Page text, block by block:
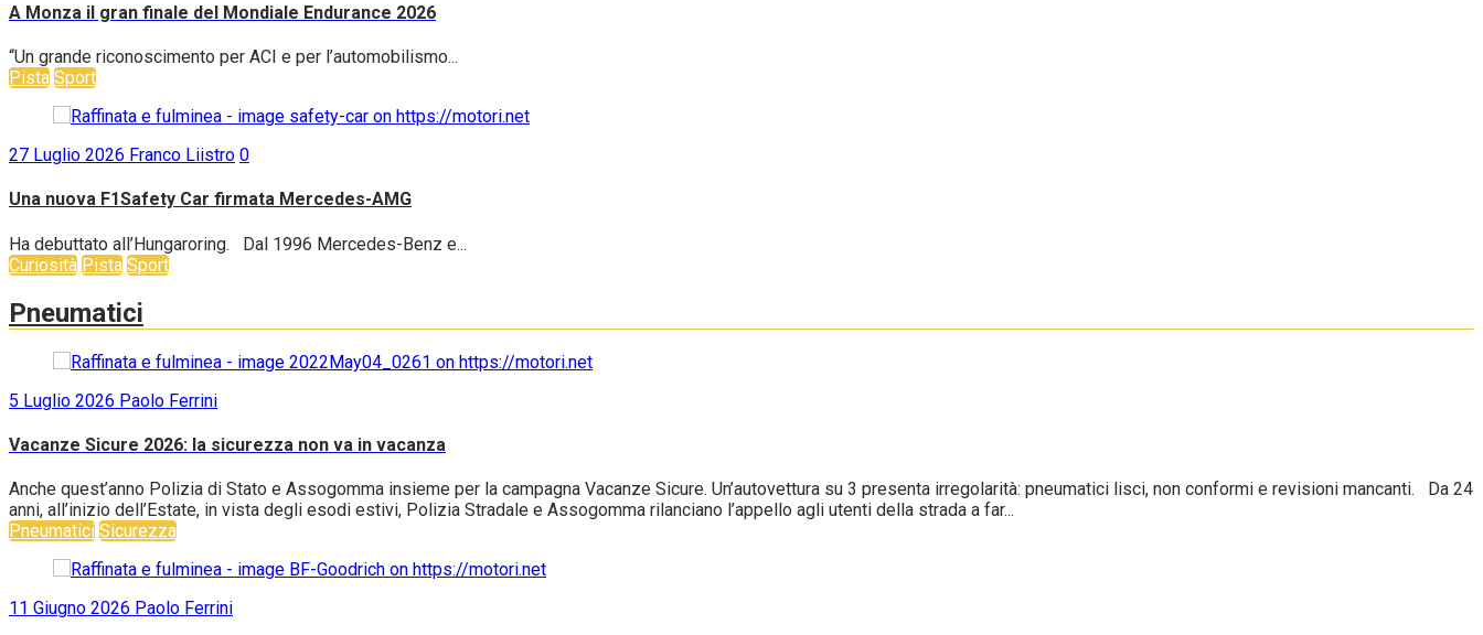
A Monza il gran finale del Mondiale Endurance 2026
“Un grande riconoscimento per ACI e per l’automobilismo...
Pista Sport
27 Luglio 2026 Franco Liistro 0
Una nuova F1Safety Car firmata Mercedes-AMG
Ha debuttato all’Hungaroring. Dal 1996 Mercedes-Benz e...
Curiosità Pista Sport
Pneumatici
5 Luglio 2026 Paolo Ferrini
Vacanze Sicure 2026: la sicurezza non va in vacanza
Anche quest’anno Polizia di Stato e Assogomma insieme per la campagna Vacanze Sicure. Un’autovettura su 3 presenta irregolarità: pneumatici lisci, non conformi e revisioni mancanti. Da 24
anni, all’inizio dell’Estate, in vista degli esodi estivi, Polizia Stradale e Assogomma rilanciano l’appello agli utenti della strada a far...
Pneumatici Sicurezza
11 Giugno 2026 Paolo Ferrini